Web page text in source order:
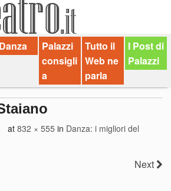
Danza
Palazzi
consigli
a
Tutto il
Web ne
parla
I Post di
Palazzi
at 832 × 555 in Danza: i migliori del
Next